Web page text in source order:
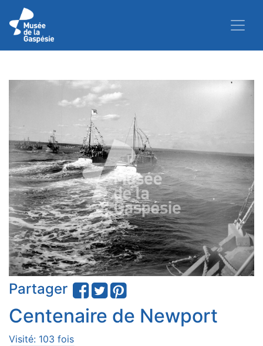
Partager
Centenaire de Newport
Visité: 103 fois